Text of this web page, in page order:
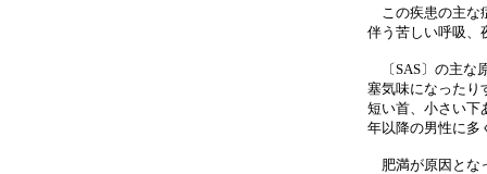
この疾患の主な
伴う苦しい呼吸、
〔SAS〕の主な
塞気味になったり
短い首、小さい下
年以降の男性に多
肥満が原因とな